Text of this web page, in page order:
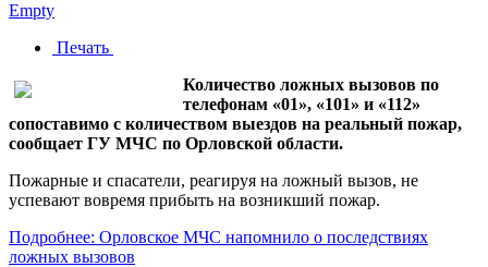
Empty
Печать
Количество ложных вызовов по
телефонам «01», «101» и «112»
сопоставимо с количеством выездов на реальный пожар,
сообщает ГУ МЧС по Орловской области.
Пожарные и спасатели, реагируя на ложный вызов, не
успевают вовремя прибыть на возникший пожар.
Подробнее: Орловское МЧС напомнило о последствиях
ложных вызовов